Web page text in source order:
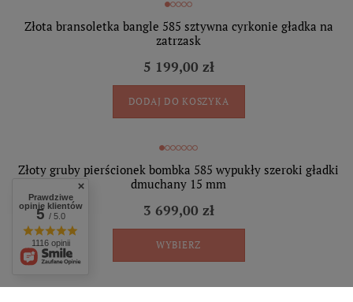
Złota bransoletka bangle 585 sztywna cyrkonie gładka na
zatrzask
5 199,00 zł
DODAJ DO KOSZYKA
Złoty gruby pierścionek bombka 585 wypukły szeroki gładki
dmuchany 15 mm
3 699,00 zł
WYBIERZ
Prawdziwe
opinie klientów
5/ 5.0
1116 opinii